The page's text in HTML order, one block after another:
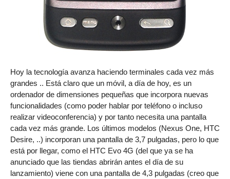
Hoy la tecnología avanza haciendo terminales cada vez más
grandes .. Está claro que un móvil, a día de hoy, es un
ordenador de dimensiones pequeñas que incorpora nuevas
funcionalidades (como poder hablar por teléfono o incluso
realizar videoconferencia) y por tanto necesita una pantalla
cada vez más grande. Los últimos modelos (Nexus One, HTC
Desire, ..) incorporan una pantalla de 3,7 pulgadas, pero lo que
está por llegar, como el HTC Evo 4G (del que ya se ha
anunciado que las tiendas abrirán antes el día de su
lanzamiento) viene con una pantalla de 4,3 pulgadas (creo que